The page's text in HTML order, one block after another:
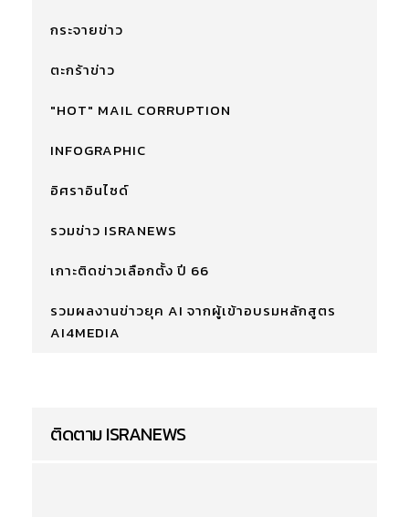
กระจายข่าว
ตะกร้าข่าว
"HOT" MAIL CORRUPTION
INFOGRAPHIC
อิศราอินไซด์
รวมข่าว ISRANEWS
เกาะติดข่าวเลือกตั้ง ปี 66
รวมผลงานข่าวยุค AI จากผู้เข้าอบรมหลักสูตร
AI4MEDIA
ติดตาม ISRANEWS